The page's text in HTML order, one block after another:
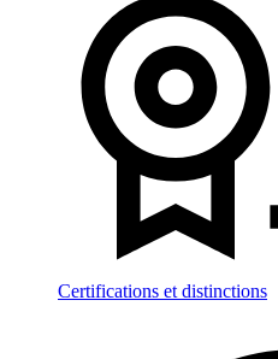
Certifications et distinctions